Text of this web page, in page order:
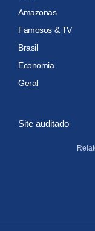
Amazonas
Famosos & TV
Brasil
Economia
Geral
Site auditado